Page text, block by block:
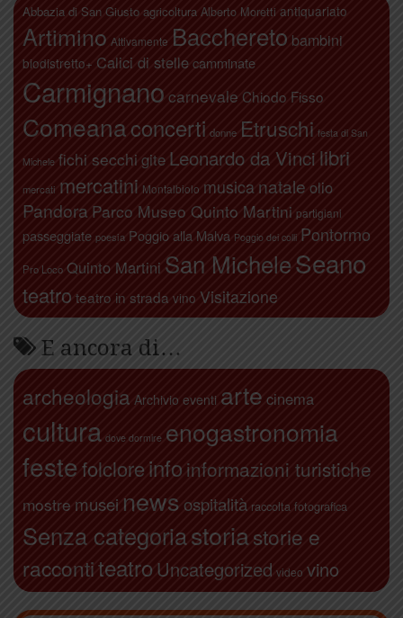
Abbazia di San Giusto agricoltura Alberto Moretti antiquariato
Artimino Attivamente Bacchereto bambini
biodistretto+ Calici di stellecamminate
Carmignano carnevale Chiodo Fisso
Comeanaconcerti donne Etruschi festa di San
Michele fichi secchi gite Leonardo da Vinci libri
mercati mercatini Montalbiolo musica natale olio
Pandora Parco Museo Quinto Martini partigiani
passeggiate poesia Poggio alla Malva Poggio dei colli Pontormo
Pro Loco Quinto Martini San MicheleSeano
teatro teatro in strada vino Visitazione
E ancora di…
archeologia Archivio eventi arte cinema
cultura dove dormire enogastronomia
festefolcloreinfo informazioni turistiche
mostre musei news ospitalità raccolta fotografica
Senza categoriastoriastorie e
raccontiteatro Uncategorized video vino